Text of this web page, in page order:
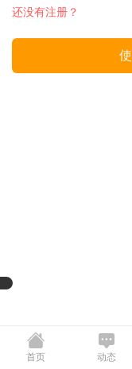
还没有注册？
首页 动态